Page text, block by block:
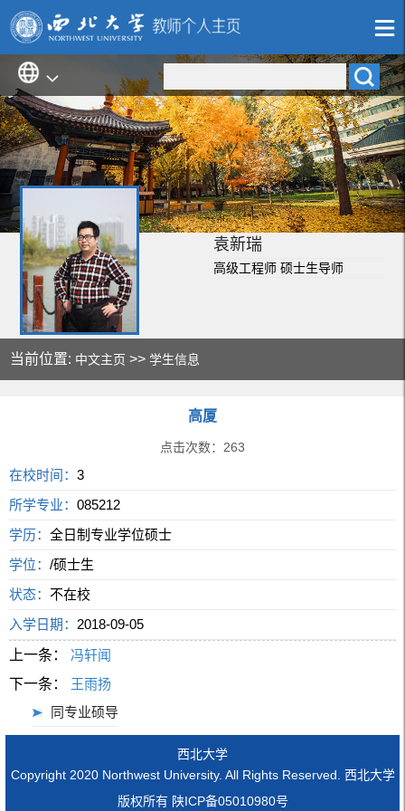
袁新瑞
高级工程师 硕士生导师
当前位置: 中文主页 >>学生信息
高厦
点击次数： 263
在校时间：3
所学专业：085212
学历：全日制专业学位硕士
学位：/硕士生
状态：不在校
入学日期： 2018-09-05
上一条：
冯轩闻
下一条：
王雨扬
同专业硕导
西北大学
Copyright 2020 Northwest University. All Rights Reserved. 西北大学
版权所有 陕ICP备05010980号